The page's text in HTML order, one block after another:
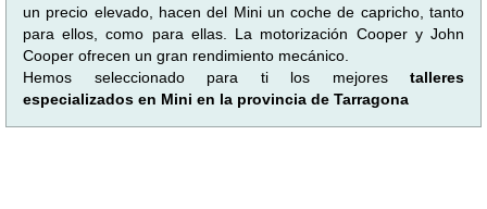
un precio elevado, hacen del Mini un coche de capricho, tanto
para ellos, como para ellas. La motorización Cooper y John
Cooper ofrecen un gran rendimiento mecánico.
Hemos seleccionado para ti los mejores talleres
especializados en Mini en la provincia de Tarragona